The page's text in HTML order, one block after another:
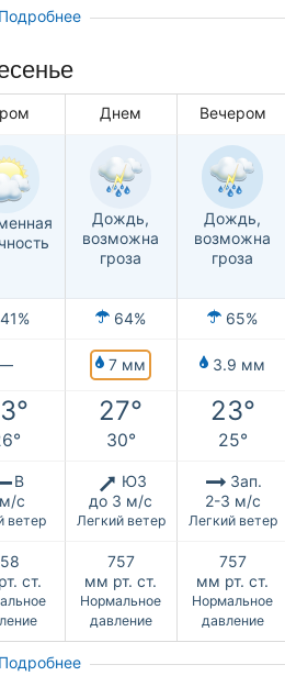
Подробнее
Днем Вечером
Дождь,
возможна
гроза
Дождь,
возможна
гроза
41% 64% 65%
7 мм 3.9 мм
27° 23°
30° 25°
В
с
ветер
ЮЗ
до 3 м/с
Легкий ветер
Зап.
2-3 м/с
Легкий ветер
ст.
757
мм рт. ст.
Нормальное
давление
757
мм рт. ст.
Нормальное
давление
Подробнее